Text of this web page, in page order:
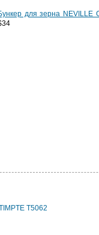
для зерна NEVILLE
T5062